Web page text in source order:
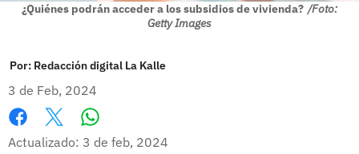
¿Quiénes podrán acceder a los subsidios de vivienda? /Foto:
Getty Images
Por: Redacción digital La Kalle
3 de Feb, 2024
Facebook
X
Actualizado: 3 de feb, 2024